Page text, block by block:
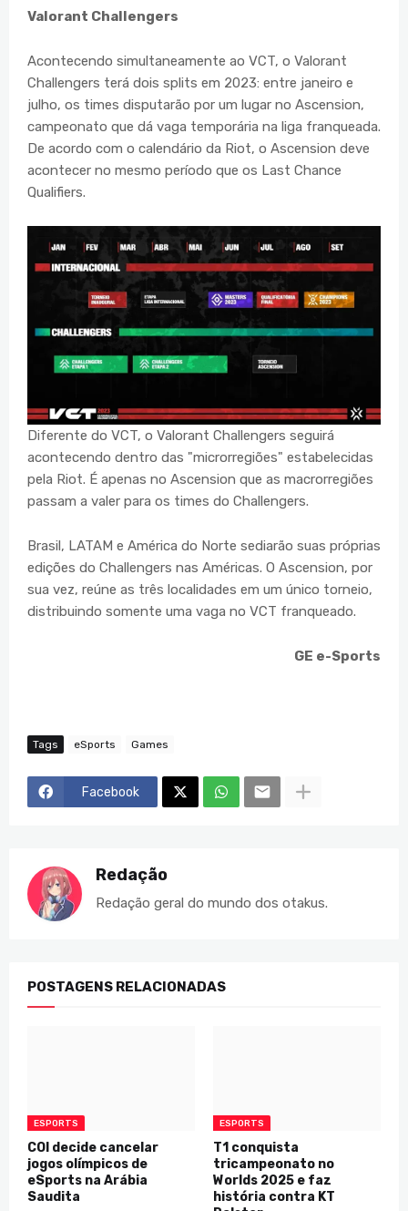
Valorant Challengers
Acontecendo simultaneamente ao VCT, o Valorant
Challengers terá dois splits em 2023: entre janeiro e
julho, os times disputarão por um lugar no Ascension,
campeonato que dá vaga temporária na liga franqueada.
De acordo com o calendário da Riot, o Ascension deve
acontecer no mesmo período que os Last Chance
Qualifiers.
Diferente do VCT, o Valorant Challengers seguirá
acontecendo dentro das "microrregiões" estabelecidas
pela Riot. É apenas no Ascension que as macrorregiões
passam a valer para os times do Challengers.
Brasil, LATAM e América do Norte sediarão suas próprias
edições do Challengers nas Américas. O Ascension, por
sua vez, reúne as três localidades em um único torneio,
distribuindo somente uma vaga no VCT franqueado.
GE e-Sports
Tags eSports Games
Facebook
Redação
Redação geral do mundo dos otakus.
POSTAGENS RELACIONADAS
ESPORTS
COI decide cancelar
jogos olímpicos de
eSports na Arábia
Saudita
ESPORTS
T1 conquista
tricampeonato no
Worlds 2025 e faz
história contra KT